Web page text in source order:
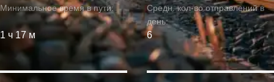
Минимальное время в пути:
1 ч 17 м
Средн. кол-во отправлений в
день:
6